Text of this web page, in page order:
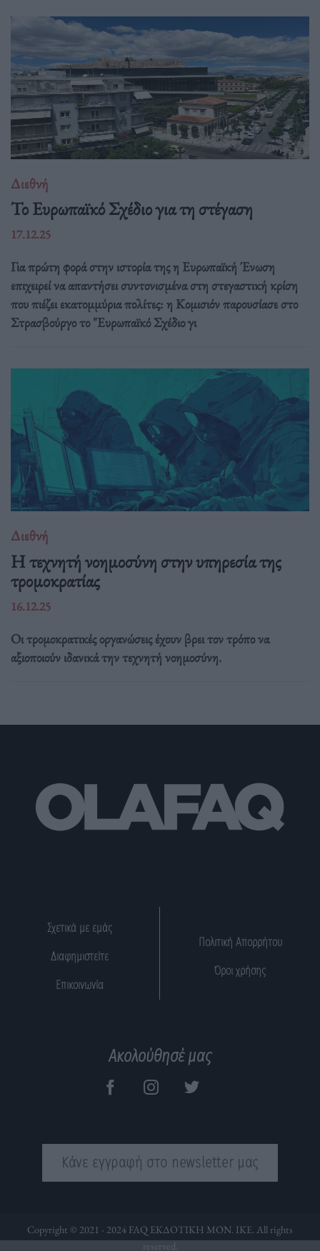
Διεθνή
Το Ευρωπαϊκό Σχέδιο για τη στέγαση
17.12.25
Για πρώτη φορά στην ιστορία της η Ευρωπαϊκή Ένωση
επιχειρεί να απαντήσει συντονισμένα στη στεγαστική κρίση
που πιέζει εκατομμύρια πολίτες: η Κομισιόν παρουσίασε στο
Στρασβούργο το "Ευρωπαϊκό Σχέδιο γι
Διεθνή
Η τεχνητή νοημοσύνη στην υπηρεσία της
τρομοκρατίας
16.12.25
Οι τρομοκρατικές οργανώσεις έχουν βρει τον τρόπο να
αξιοποιούν ιδανικά την τεχνητή νοημοσύνη.
Σχετικά με εμάς
Διαφημιστείτε
Επικοινωνία
Πολιτική Απορρήτου
Όροι χρήσης
Ακολούθησέ μας
Κάνε εγγραφή στο newsletter μας
Copyright © 2021 - 2024 FAQ ΕΚΔΟΤΙΚΗ ΜΟΝ. ΙΚΕ. All rights
reserved.